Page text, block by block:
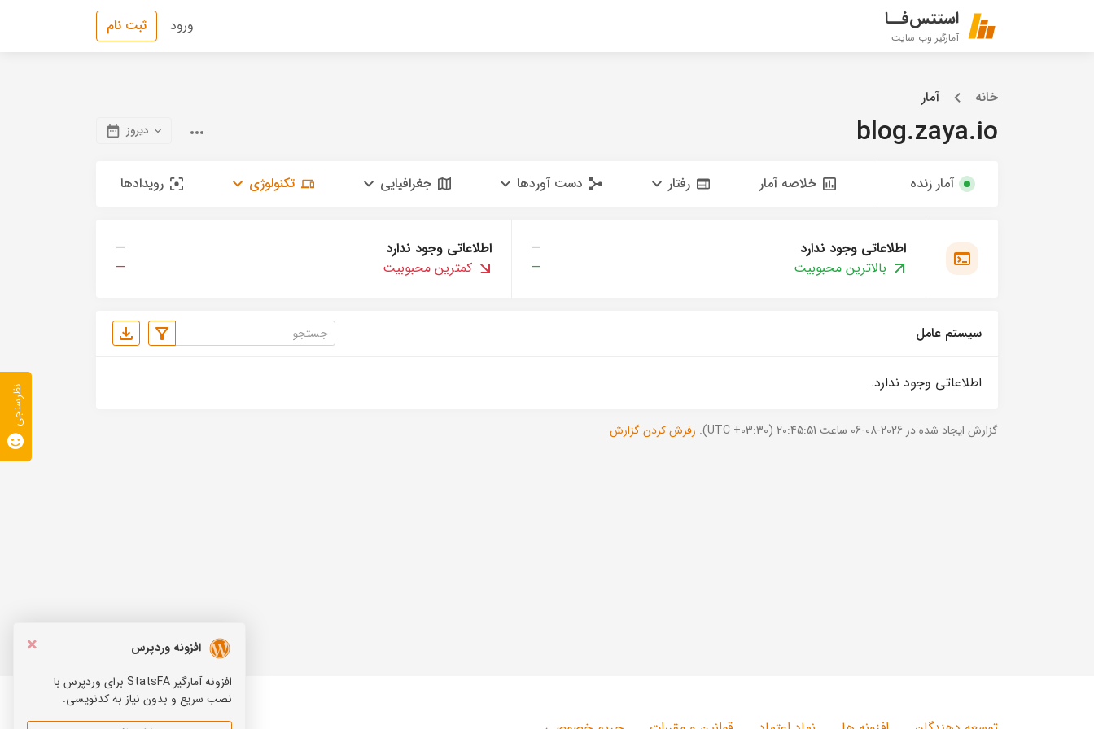
استتس‌فــا
آمارگیر وب سایت
ورود ثبت نام
خانه آمار
blog.zaya.io دیروز
آمار زنده خلاصه آمار رفتار دست آوردها جغرافیایی تکنولوژی رویدادها
اطلاعاتی وجود ندارد
—
بالاترین محبوبیت
—
اطلاعاتی وجود ندارد
—
کمترین محبوبیت
—
سیستم عامل
اطلاعاتی وجود ندارد.
گزارش ایجاد شده در 2026-08-06 ساعت 20:45:51 (UTC +03:30). رفرش کردن گزارش
×
افزونه وردپرس
افزونه آمارگیر StatsFA برای وردپرس با
نصب سریع و بدون نیاز به کدنویسی.
نظرسنجی